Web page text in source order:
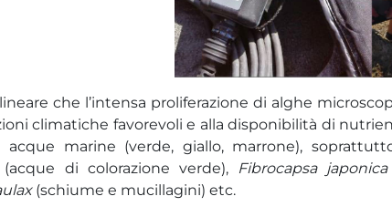
che l’intensa proliferazione di alghe
climatiche favorevoli e alla disponibilità di
acque marine (verde, giallo, marrone),
(acque di colorazione verde), Fibrocapsa japonica
(schiume e mucillagini) etc.